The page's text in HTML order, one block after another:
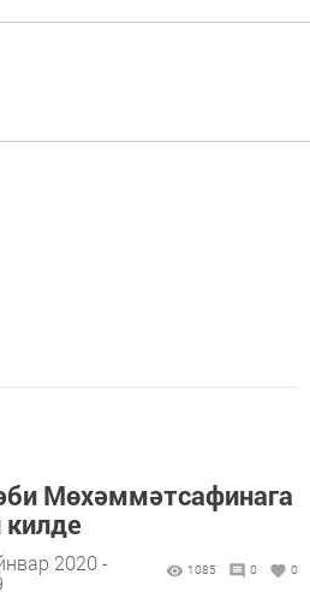
Мөхәммәтсафинага
2020 -
1085 0 0